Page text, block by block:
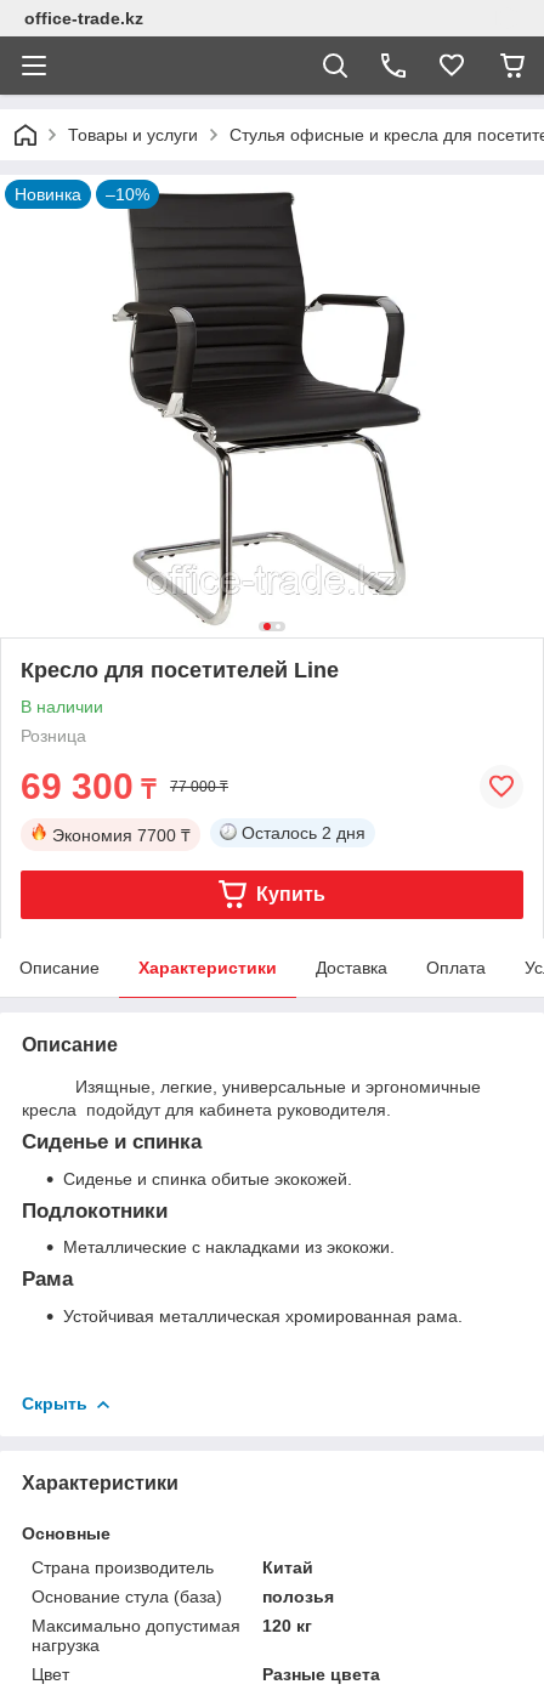
office-trade.kz
Товары и услуги Стулья офисные и кресла для
Новинка –10%
Кресло для посетителей Line
В наличии
Розница
69 300 ₸ 77 000 ₸
Экономия 7700 ₸ Осталось 2 дня
Купить
Описание Характеристики Доставка Оплата
Описание
Изящные, легкие, универсальные и эргономичные
кресла подойдут для кабинета руководителя.
Сиденье и спинка
Сиденье и спинка обитые экокожей.
Подлокотники
Металлические с накладками из экокожи.
Рама
Устойчивая металлическая хромированная рама.
Скрыть
Характеристики
Основные
Страна производитель
Китай
Основание стула (база)
полозья
Максимально допустимая
нагрузка
120 кг
Цвет
Разные цвета